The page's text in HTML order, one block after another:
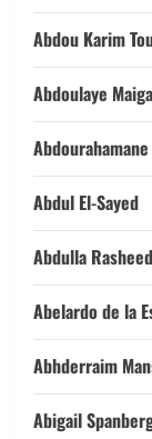
Abdou Karim
Abdoulaye Maiga
Abdul El-Sayed
Abdulla Rasheed
Abelardo de la
Abhderraim
Abigail